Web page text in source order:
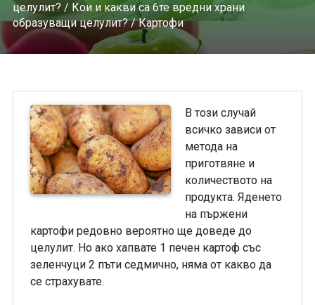
целулит?/ Кои и какви са 6те вредни храни
образуващи целулит?/ Картофи
В този случай
всичко зависи от
метода на
приготвяне и
количеството на
продукта. Яденето
на пържени
картофи редовно вероятно ще доведе до
целулит. Но ако хапвате 1 печен картоф със
зеленчуци 2 пъти седмично, няма от какво да
се страхувате.